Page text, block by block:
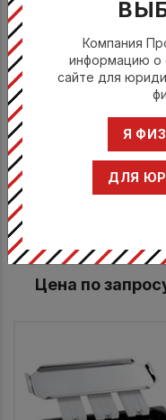
GN 2/4 комплект для
54140204
Цена по
Компания
информацию о
сайте для
Я
ДЛЯ